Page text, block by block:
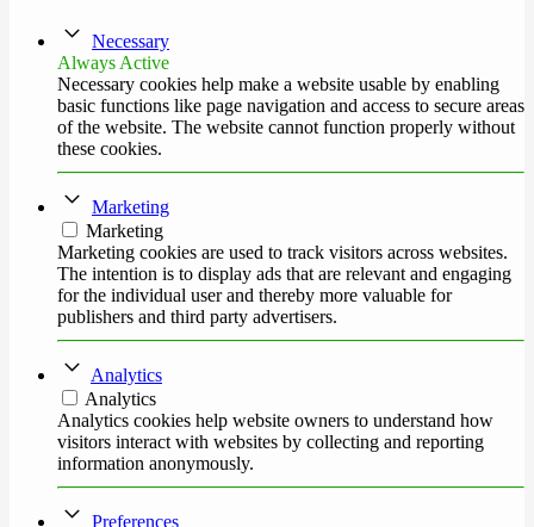
Necessary
Always Active
Necessary cookies help make a website usable by enabling
basic functions like page navigation and access to secure areas
of the website. The website cannot function properly without
these cookies.
Marketing
Marketing
Marketing cookies are used to track visitors across websites.
The intention is to display ads that are relevant and engaging
for the individual user and thereby more valuable for
publishers and third party advertisers.
Analytics
Analytics
Analytics cookies help website owners to understand how
visitors interact with websites by collecting and reporting
information anonymously.
Preferences